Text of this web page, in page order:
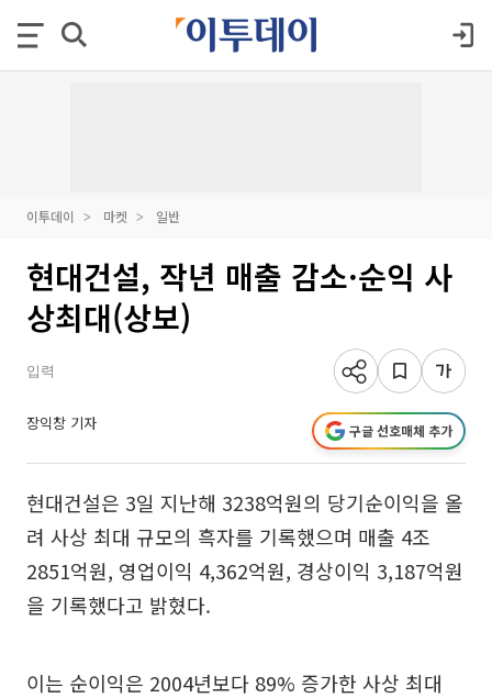
이투데이 마켓 일반
현대건설, 작년 매출 감소·순익 사
상최대(상보)
입력
장익창 기자 구글 선호매체 추가
현대건설은 3일 지난해 3238억원의 당기순이익을 올
려 사상 최대 규모의 흑자를 기록했으며 매출 4조
2851억원, 영업이익 4,362억원, 경상이익 3,187억원
을 기록했다고 밝혔다.
이는 순이익은 2004년보다 89% 증가한 사상 최대